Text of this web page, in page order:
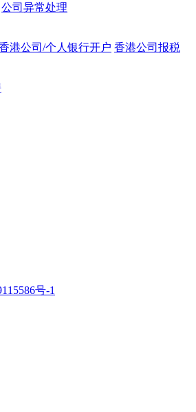
公司异常处理
港公司/个人银行开户 香港公司报税
号-1